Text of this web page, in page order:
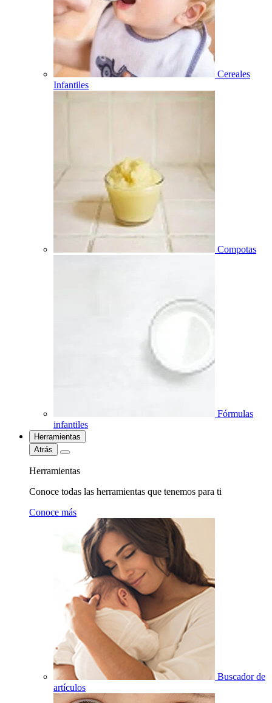
Cereales
Infantiles
Compotas
Fórmulas
infantiles
Herramientas
Atrás
Herramientas
Conoce todas las herramientas que tenemos para ti
Conoce más
Buscador de
artículos